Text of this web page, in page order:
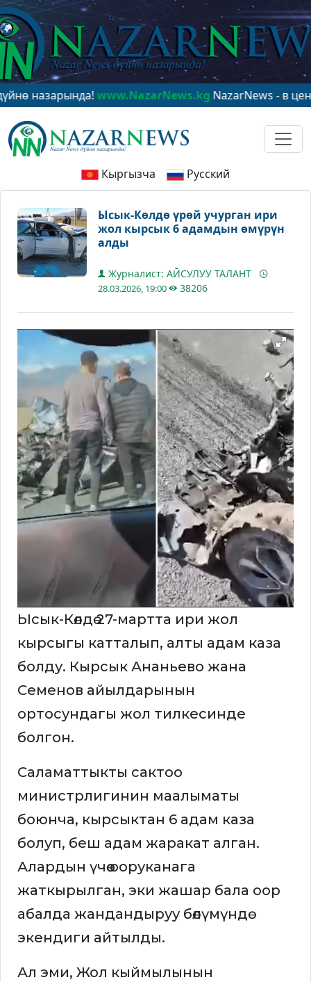
www.NazarNews.kgNazarNews - в центре
Кыргызча Русский
Ысык-Көлдө үрөй учурган ири
жол кырсык 6 адамдын өмүрүн
алды
Журналист: АЙСУЛУУ ТАЛАНТ
28.03.2026, 19:00 38206
Ысык-Көлдө 27-мартта ири жол
кырсыгы катталып, алты адам каза
болду. Кырсык Ананьево жана
Семенов айылдарынын
ортосундагы жол тилкесинде
болгон.
Саламаттыкты сактоо
министрлигинин маалыматы
боюнча, кырсыктан 6 адам каза
болуп, беш адам жаракат алган.
Алардын үчөө ооруканага
жаткырылган, эки жашар бала оор
абалда жандандыруу бөлүмүндө
экендиги айтылды.
Ал эми, Жол кыймылынын